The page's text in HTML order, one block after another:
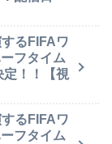
るFIFAワ
フタイム
定！！【視
るFIFAワ
フタイム